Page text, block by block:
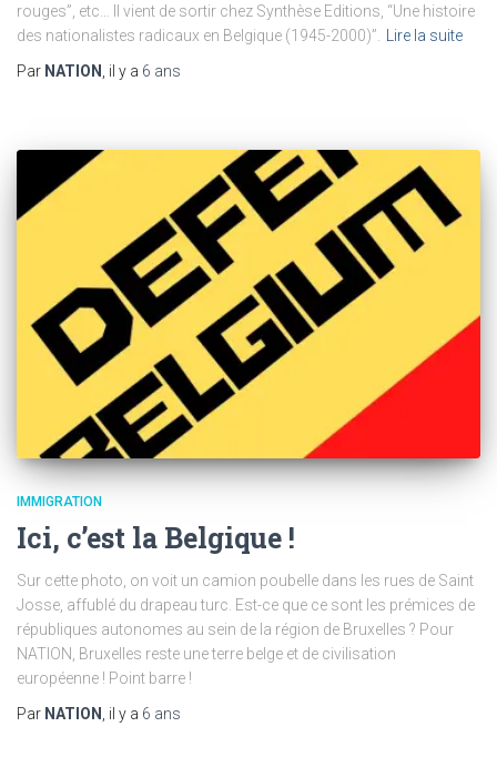
rouges”, etc… Il vient de sortir chez Synthèse Editions, “Une histoire
des nationalistes radicaux en Belgique (1945-2000)”.
Lire la suite
Par NATION , il y a 6 ans
IMMIGRATION
Ici, c’est la Belgique !
Sur cette photo, on voit un camion poubelle dans les rues de Saint
Josse, affublé du drapeau turc. Est-ce que ce sont les prémices de
républiques autonomes au sein de la région de Bruxelles ? Pour
NATION, Bruxelles reste une terre belge et de civilisation
européenne ! Point barre !
Par NATION , il y a 6 ans